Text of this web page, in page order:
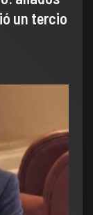
un tercio